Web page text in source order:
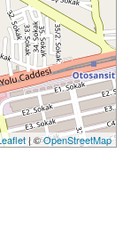
| ©OpenStreetMap